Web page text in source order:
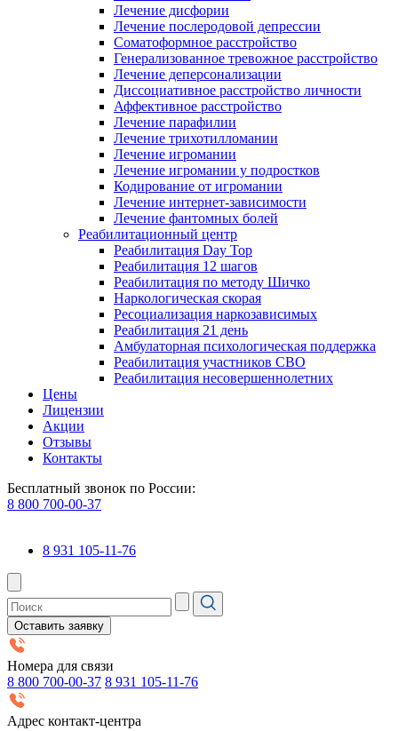
Лечение дисфории
Лечение послеродовой депрессии
Соматоформное расстройство
Генерализованное тревожное расстройство
Лечение деперсонализации
Диссоциативное расстройство личности
Аффективное расстройство
Лечение парафилии
Лечение трихотилломании
Лечение игромании
Лечение игромании у подростков
Кодирование от игромании
Лечение интернет-зависимости
Лечение фантомных болей
Реабилитационный центр
Реабилитация Day Top
Реабилитация 12 шагов
Реабилитация по методу Шичко
Наркологическая скорая
Ресоциализация наркозависимых
Реабилитация 21 день
Амбулаторная психологическая поддержка
Реабилитация участников СВО
Реабилитация несовершеннолетних
Цены
Лицензии
Акции
Отзывы
Контакты
Бесплатный звонок по России:
8 800 700-00-37
8 931 105-11-76
Оставить заявку
Номера для связи
8 800 700-00-37 8 931 105-11-76
Адрес контакт-центра